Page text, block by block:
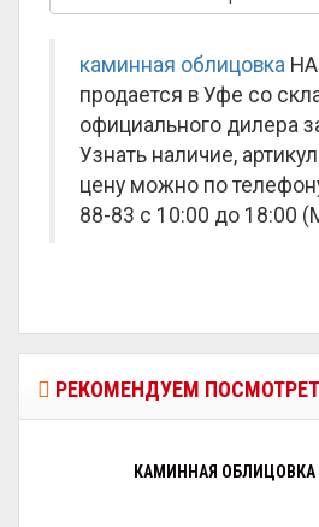
каминная облицовка
продается в Уфе со
официального дилера
Узнать наличие,
цену можно по
88-83 с 10:00 до 18:00
РЕКОМЕНДУЕМ
КАМИННАЯ ОБЛИЦОВКА